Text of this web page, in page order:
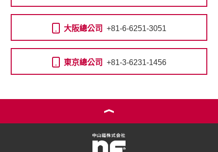
大阪總公司 +81-6-6251-3051
東京總公司 +81-3-6231-1456